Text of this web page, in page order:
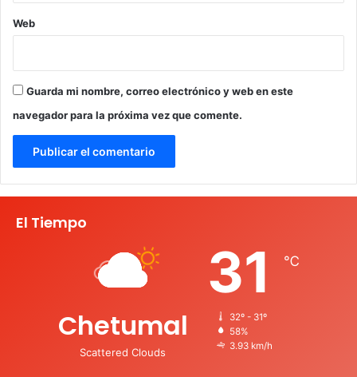
Web
Guarda mi nombre, correo electrónico y web en este
navegador para la próxima vez que comente.
El Tiempo
Chetumal
Scattered Clouds
31 ℃
32º - 31º
58%
3.93 km/h